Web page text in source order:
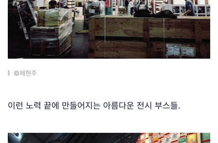
©제현주
이런 노력 끝에 만들어지는 아름다운 전시 부스들.